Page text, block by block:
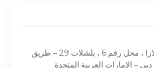
مبنى أدميرال بلازا ، محل رقم 6 ، بلشلات 29 – طريق
– الإمارات العربية المتحدة